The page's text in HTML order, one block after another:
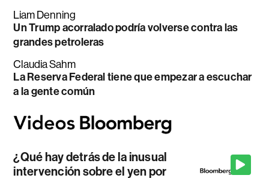
Liam Denning
Un Trump acorralado podría volverse contra las
grandes petroleras
Claudia Sahm
La Reserva Federal tiene que empezar a escuchar
a la gente común
¿Qué hay detrás de la inusual
intervención sobre el yen por